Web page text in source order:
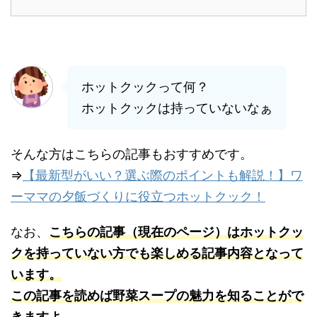
ホットクックって何？
ホットクックは持っていないなぁ
そんな方はこちらの記事もおすすめです。
⇒ 【最新型がいい？選ぶ際のポイントも解説！】ワ
ーママの夕飯づくりに役立つホットクック！
なお、 こちらの記事（現在のページ）はホットクッ
クを持っていない方でも楽しめる記事内容となって
います。
この記事を読めば野菜スープの魅力を知ることがで